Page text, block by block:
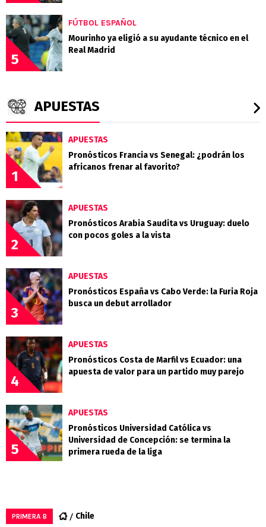
5
FÚTBOL ESPAÑOL
Mourinho ya eligió a su ayudante técnico en el
Real Madrid
APUESTAS
1
APUESTAS
Pronósticos Francia vs Senegal: ¿podrán los
africanos frenar al favorito?
2
APUESTAS
Pronósticos Arabia Saudita vs Uruguay: duelo
con pocos goles a la vista
3
APUESTAS
Pronósticos España vs Cabo Verde: la Furia Roja
busca un debut arrollador
4
APUESTAS
Pronósticos Costa de Marfil vs Ecuador: una
apuesta de valor para un partido muy parejo
5
APUESTAS
Pronósticos Universidad Católica vs
Universidad de Concepción: se termina la
primera rueda de la liga
PRIMERA B Chile